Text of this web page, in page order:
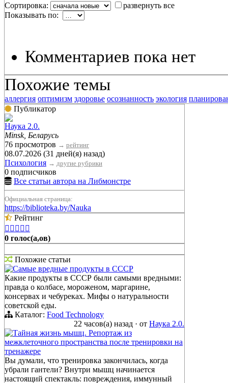
Сортировка:
развернуть все
Показывать по:
Комментариев пока нет
Похожие темы
аллергия оптимизм здоровье осознанность экология
Публикатор
Наука 2.0.
Minsk, Беларусь
76 просмотров → рейтинг
08.07.2026 (31 дней(я) назад)
Психология → другие рубрики
0 подписчиков
Все статьи автора на Либмонстре
Официальная страница:
https://biblioteka.by/Nauka
Рейтинг
    
0 голос(а,ов)
Похожие статьи
Самые вредные продукты в СССР
Какие продукты в СССР были самыми вредными:
правда о колбасе, мороженом, маргарине,
консервах и чебуреках. Мифы о натуральности
советской еды.
Каталог: Food Technology
22 часов(а) назад · от Наука 2.0.
Тайная жизнь мышц. Репортаж из
межклеточного пространства после тренировки на
тренажере
Вы думали, что тренировка закончилась, когда
убрали гантели? Внутри мышц начинается
настоящий спектакль: повреждения, иммунный